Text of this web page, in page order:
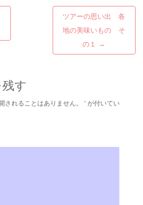
ツアーの思い出 各
地の美味いもの そ
の１
→
す
されることはありません。 * が付いてい